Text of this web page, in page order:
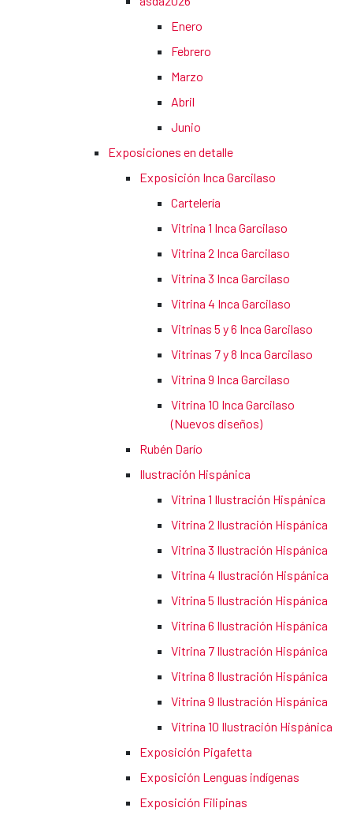
Enero
Febrero
Marzo
Abril
Junio
Exposiciones en detalle
Exposición Inca Garcilaso
Cartelería
Vitrina 1 Inca Garcilaso
Vitrina 2 Inca Garcilaso
Vitrina 3 Inca Garcilaso
Vitrina 4 Inca Garcilaso
Vitrinas 5 y 6 Inca Garcilaso
Vitrinas 7 y 8 Inca Garcilaso
Vitrina 9 Inca Garcilaso
Vitrina 10 Inca Garcilaso
(Nuevos diseños)
Rubén Darío
Ilustración Hispánica
Vitrina 1 Ilustración Hispánica
Vitrina 2 Ilustración Hispánica
Vitrina 3 Ilustración Hispánica
Vitrina 4 Ilustración Hispánica
Vitrina 5 Ilustración Hispánica
Vitrina 6 Ilustración Hispánica
Vitrina 7 Ilustración Hispánica
Vitrina 8 Ilustración Hispánica
Vitrina 9 Ilustración Hispánica
Vitrina 10 Ilustración Hispánica
Exposición Pigafetta
Exposición Lenguas indígenas
Exposición Filipinas